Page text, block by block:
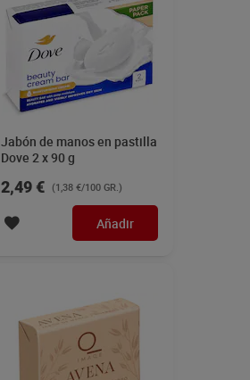
Jabón de manos en pastilla
Dove 2 x 90 g
2,49 € (1,38 €/100 GR.)
Añadir